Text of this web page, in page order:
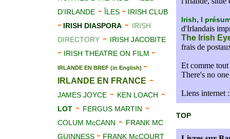
D'IRLANDE - ÎLES - IRISH CLUB
- IRISH DIASPORA - IRISH
DIRECTORY - IRISH JACOBITE
- IRISH THEATRE ON FILM -
IRLANDE EN BREF (in English) -
IRLANDE EN FRANCE -
JAMES JOYCE - KEN LOACH -
LOT - FERGUS MARTIN -
COLUM McCANN - FRANK MC
GUINNESS - FRANK McCOURT
Irish, I
d'Irlandais
The Irish
frais de
Et comme
There's no one
Liens internet :
TOP